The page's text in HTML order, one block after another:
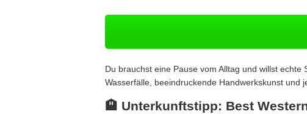
Du brauchst eine Pause vom Alltag und willst
Wasserfälle, beeindruckende Handwerkskunst und
🏨 Unterkunftstipp: Best